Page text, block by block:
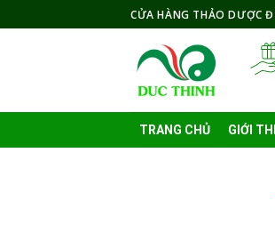
to
CỬA HÀNG THẢO DƯỢC
TRANG CHỦ GIỚI